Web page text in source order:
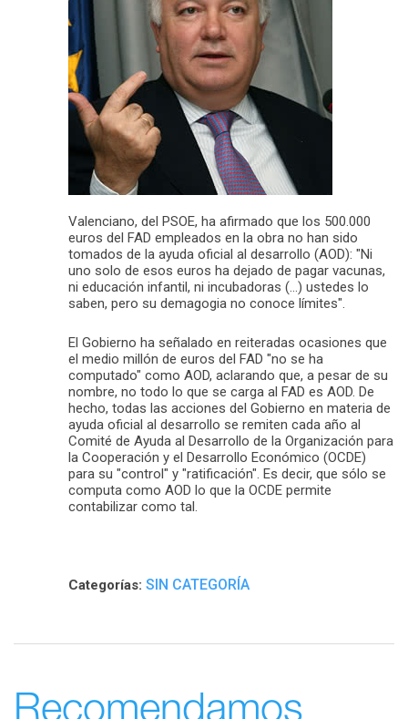
Valenciano, del PSOE, ha afirmado que los 500.000
euros del FAD empleados en la obra no han sido
tomados de la ayuda oficial al desarrollo (AOD): "Ni
uno solo de esos euros ha dejado de pagar vacunas,
ni educación infantil, ni incubadoras (…) ustedes lo
saben, pero su demagogia no conoce límites".
El Gobierno ha señalado en reiteradas ocasiones que
el medio millón de euros del FAD "no se ha
computado" como AOD, aclarando que, a pesar de su
nombre, no todo lo que se carga al FAD es AOD. De
hecho, todas las acciones del Gobierno en materia de
ayuda oficial al desarrollo se remiten cada año al
Comité de Ayuda al Desarrollo de la Organización para
la Cooperación y el Desarrollo Económico (OCDE)
para su "control" y "ratificación". Es decir, que sólo se
computa como AOD lo que la OCDE permite
contabilizar como tal.
Categorías: SIN CATEGORÍA
Recomendamos